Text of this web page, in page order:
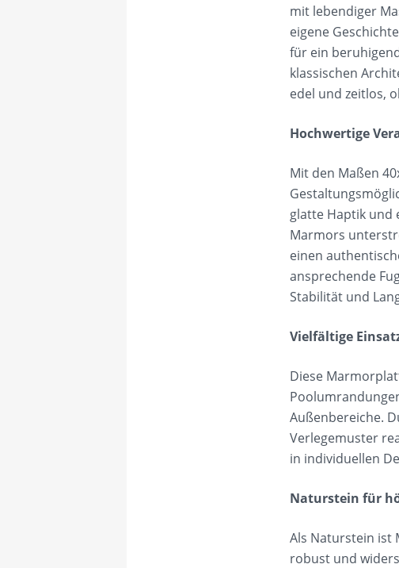
mit lebendiger
eigene
für ein
klassischen
edel und zeitlos,
Hochwertige
Mit den Maßen
glatte Haptik und
Marmors
einen
ansprechende
Stabilität und
Vielfältige
Diese
Außenbereiche.
Verlegemuster
in individuellen
Naturstein für
Als Naturstein ist
robust und